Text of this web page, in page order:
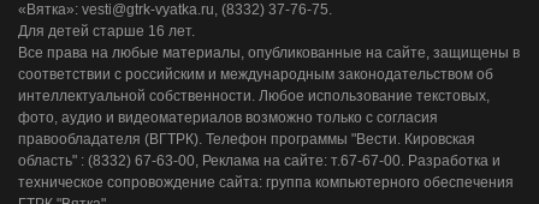
«Вятка»: vesti@gtrk-vyatka.ru, (8332) 37-76-75.
Для детей старше 16 лет.
Все права на любые материалы, опубликованные на сайте, защищены в
соответствии с российским и международным законодательством об
интеллектуальной собственности. Любое использование текстовых,
фото, аудио и видеоматериалов возможно только с согласия
правообладателя (ВГТРК). Телефон программы "Вести. Кировская
область" : (8332) 67-63-00, Реклама на сайте: т.67-67-00. Разработка и
техническое сопровождение сайта: группа компьютерного обеспечения